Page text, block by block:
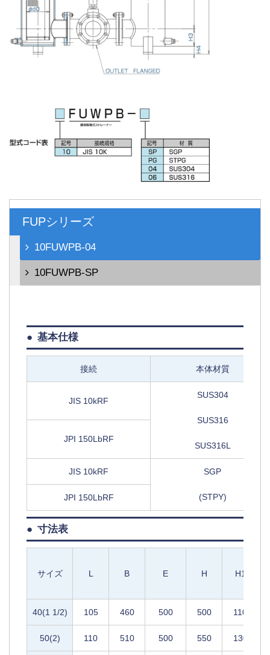
FUPシリーズ
10FUWPB-04
10FUWPB-SP
基本仕様
接続 本体材質
JIS 10kRF
SUS304
SUS316
SUS316L
JPI 150LbRF
JIS 10kRF SGP
(STPY)
JPI 150LbRF
寸法表
サイズ L B E H H1
40(1 1/2) 105 460 500 500 110
50(2) 110 510 500 550 130